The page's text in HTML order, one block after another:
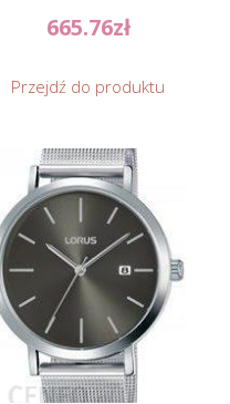
665.76zł
Przejdź do produktu